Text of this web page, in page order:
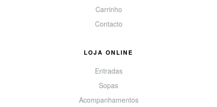
Carrinho
Contacto
LOJA ONLINE
Entradas
Sopas
Acompanhamentos